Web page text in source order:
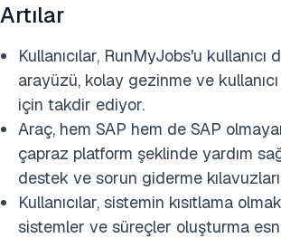
Artılar
Kullanıcılar, RunMyJobs'u kullanıcı
arayüzü, kolay gezinme ve
için takdir ediyor.
Araç, hem SAP hem de SAP
çapraz platform şeklinde yardım
destek ve sorun giderme
Kullanıcılar, sistemin kısıtlama
sistemler ve süreçler oluşturma